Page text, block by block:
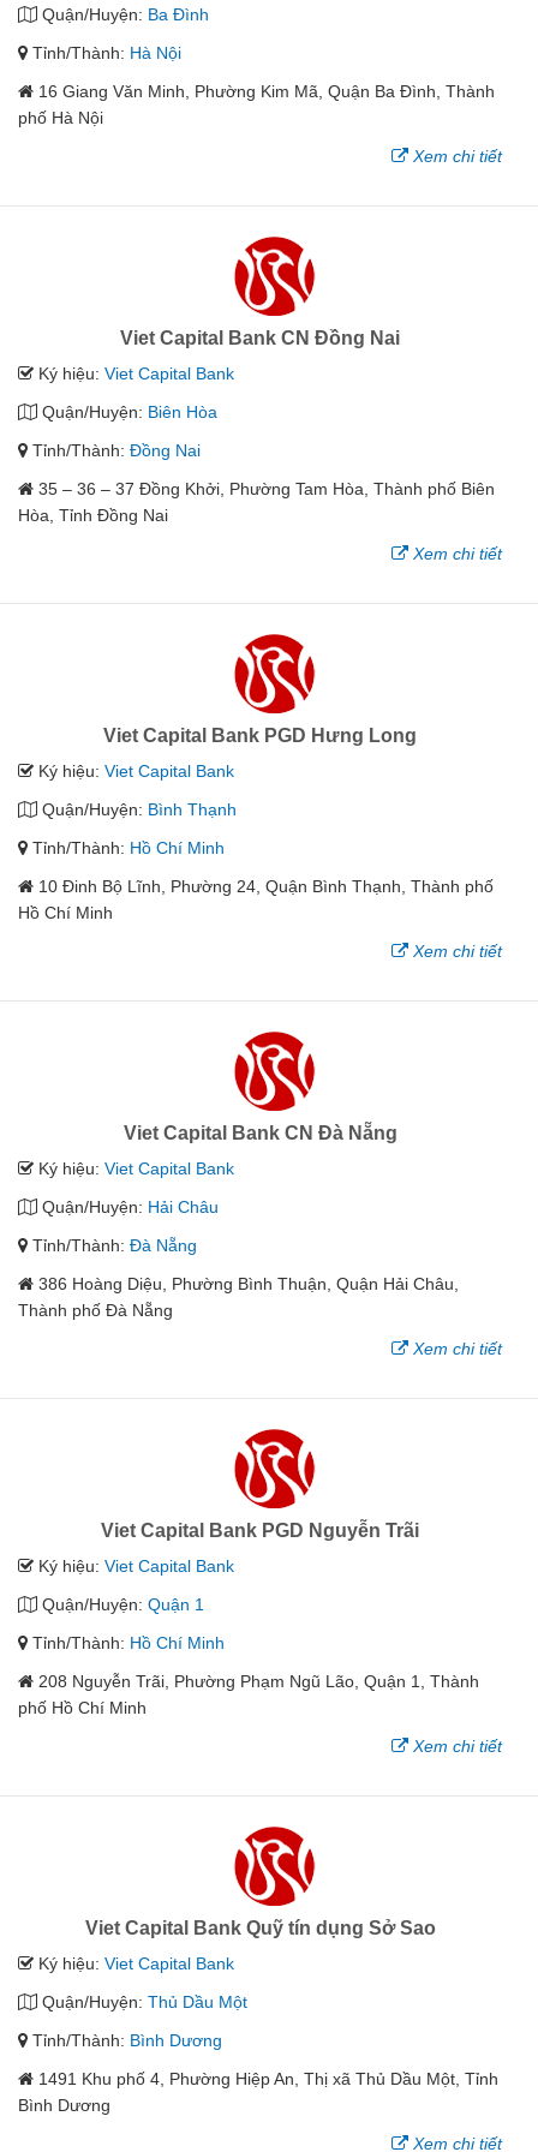
Quận/Huyện: Ba Đình
Tỉnh/Thành: Hà Nội
16 Giang Văn Minh, Phường Kim Mã, Quận Ba Đình, Thành
phố Hà Nội
Xem chi tiết
Viet Capital Bank CN Đồng Nai
Ký hiệu: Viet Capital Bank
Quận/Huyện: Biên Hòa
Tỉnh/Thành: Đồng Nai
35 – 36 – 37 Đồng Khởi, Phường Tam Hòa, Thành phố Biên
Hòa, Tỉnh Đồng Nai
Xem chi tiết
Viet Capital Bank PGD Hưng Long
Ký hiệu: Viet Capital Bank
Quận/Huyện: Bình Thạnh
Tỉnh/Thành: Hồ Chí Minh
10 Đinh Bộ Lĩnh, Phường 24, Quận Bình Thạnh, Thành phố
Hồ Chí Minh
Xem chi tiết
Viet Capital Bank CN Đà Nẵng
Ký hiệu: Viet Capital Bank
Quận/Huyện: Hải Châu
Tỉnh/Thành: Đà Nẵng
386 Hoàng Diệu, Phường Bình Thuận, Quận Hải Châu,
Thành phố Đà Nẵng
Xem chi tiết
Viet Capital Bank PGD Nguyễn Trãi
Ký hiệu: Viet Capital Bank
Quận/Huyện: Quận 1
Tỉnh/Thành: Hồ Chí Minh
208 Nguyễn Trãi, Phường Phạm Ngũ Lão, Quận 1, Thành
phố Hồ Chí Minh
Xem chi tiết
Viet Capital Bank Quỹ tín dụng Sở Sao
Ký hiệu: Viet Capital Bank
Quận/Huyện: Thủ Dầu Một
Tỉnh/Thành: Bình Dương
1491 Khu phố 4, Phường Hiệp An, Thị xã Thủ Dầu Một, Tỉnh
Bình Dương
Xem chi tiết